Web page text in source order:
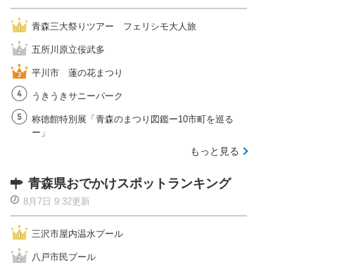
青森三大祭りツアー フェリシモ大人旅
五所川原立佞武多
平川市 蓮の花まつり
うきうきサニーパーク
称徳館特別展「青森のまつり図鑑ー10市町を巡る
ー」
もっと見る
青森県おでかけスポットランキング
8月7日 9:32更新
三沢市屋内温水プール
八戸市民プール